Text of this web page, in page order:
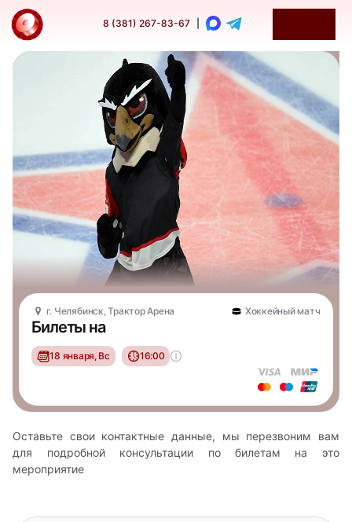
8 (381) 267-83-67
г. Челябинск, Трактор Арена Хоккейный матч
Билеты на
18 января, Вс 16:00
Оставьте свои контактные данные, мы перезвоним вам
для подробной консультации по билетам на это
мероприятие